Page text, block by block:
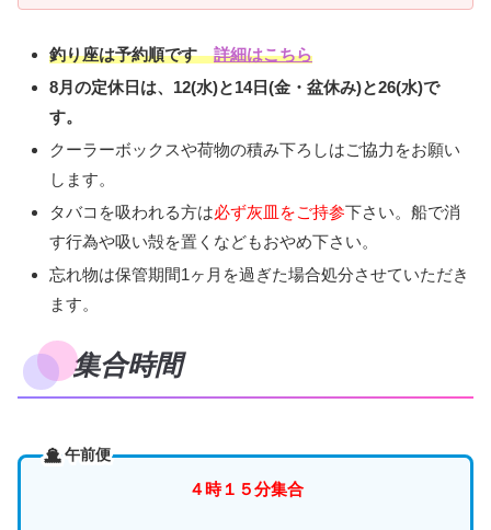
釣り座は予約順です詳細はこちら
8月の定休日は、12(水)と14日(金・盆休み)と26(水)で
す。
クーラーボックスや荷物の積み下ろしはご協力をお願い
します。
タバコを吸われる方は必ず灰皿をご持参下さい。船で消
す行為や吸い殻を置くなどもおやめ下さい。
忘れ物は保管期間1ヶ月を過ぎた場合処分させていただき
ます。
集合時間
午前便
４時１５分集合